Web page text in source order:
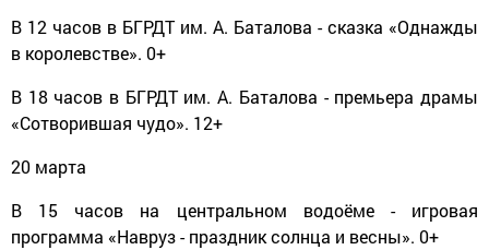
В 12 часов в БГРДТ им. А. Баталова - сказка «Однажды
в королевстве». 0+
В 18 часов в БГРДТ им. А. Баталова - премьера драмы
«Сотворившая чудо». 12+
20 марта
В 15 часов на центральном водоёме - игровая
программа «Навруз - праздник солнца и весны». 0+